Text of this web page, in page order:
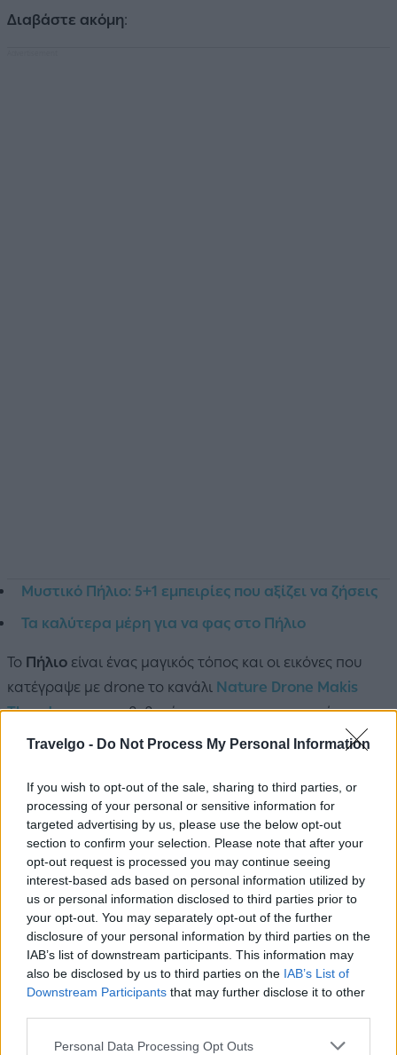
Travelgo - Do Not Process My Personal Information
If you wish to opt-out of the sale, sharing to third parties, or
processing of your personal or sensitive information for
targeted advertising by us, please use the below opt-out
section to confirm your selection. Please note that after your
opt-out request is processed you may continue seeing
interest-based ads based on personal information utilized by
us or personal information disclosed to third parties prior to
your opt-out. You may separately opt-out of the further
disclosure of your personal information by third parties on the
IAB’s list of downstream participants. This information may
also be disclosed by us to third parties on the IAB’s List of
Downstream Participants that may further disclose it to other
Please note that this website/app uses one or more Google
Personal Data Processing Opt Outs
Διαβάστε ακόμη:
Μυστικό Πήλιο: 5+1 εμπειρίες που αξίζει να ζήσεις
Τα καλύτερα μέρη για να φας στο Πήλιο
Το Πήλιο είναι ένας μαγικός τόπος και οι εικόνες που
κατέγραψε με drone το κανάλι Nature Drone Makis
Theodorouτο επιβεβαιώνουν και με το παραπάνω.
Δείτε μαγευτικές εικόνες από
το Πήλιο στο βίντεο